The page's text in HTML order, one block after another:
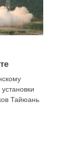
Тайюань